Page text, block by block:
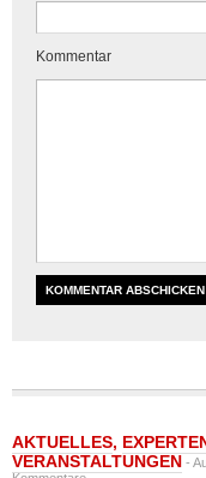
Kommentar
AKTUELLES,
VERANSTALTUNGEN -